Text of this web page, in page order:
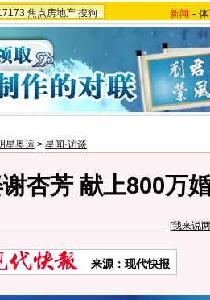
焦点房地产 搜狗 新闻 -
星奥运 > 星闻·访谈
杏芳 献上800万
[我来说
来源：现代快报